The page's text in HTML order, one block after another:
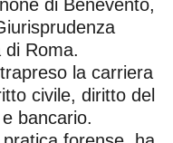
di Benevento,
di Roma.
la carriera
civile, diritto del
bancario.